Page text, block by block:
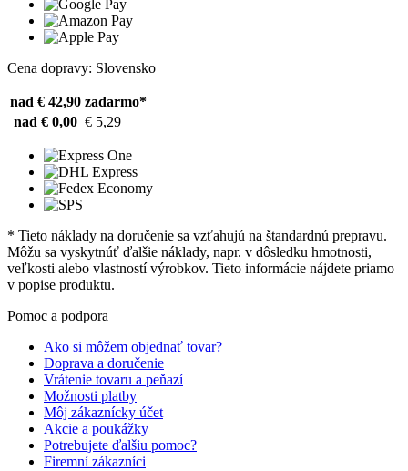
Cena dopravy: Slovensko
nad € 42,90 zadarmo*
nad € 0,00 € 5,29
* Tieto náklady na doručenie sa vzťahujú na štandardnú prepravu.
Môžu sa vyskytnúť ďalšie náklady, napr. v dôsledku hmotnosti,
veľkosti alebo vlastností výrobkov. Tieto informácie nájdete priamo
v popise produktu.
Pomoc a podpora
Ako si môžem objednať tovar?
Doprava a doručenie
Vrátenie tovaru a peňazí
Možnosti platby
Môj zákaznícky účet
Akcie a poukážky
Potrebujete ďalšiu pomoc?
Firemní zákazníci